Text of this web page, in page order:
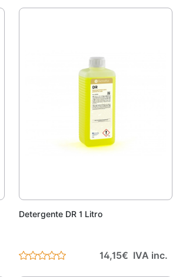
Detergente DR 1 Litro
14,15€ IVA inc.